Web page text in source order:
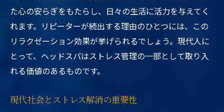
た心の安らぎをもたらし、日々の生活に活力を与えてく
れます。リピーターが続出する理由のひとつには、この
リラクゼーション効果が挙げられるでしょう。現代人に
とって、ヘッドスパはストレス管理の一部として取り入
れる価値のあるものです。
現代社会とストレス解消の重要性